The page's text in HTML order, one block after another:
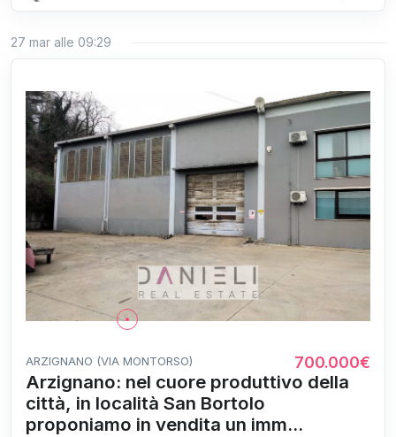
27 mar alle 09:29
ARZIGNANO (VIA MONTORSO) 700.000€
Arzignano: nel cuore produttivo della
città, in località San Bortolo
proponiamo in vendita un imm...